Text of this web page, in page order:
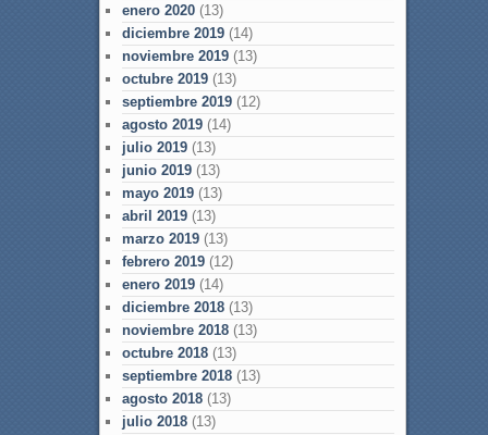
enero 2020(13)
diciembre 2019(14)
noviembre 2019(13)
octubre 2019(13)
septiembre 2019(12)
agosto 2019(14)
julio 2019(13)
junio 2019(13)
mayo 2019(13)
abril 2019(13)
marzo 2019(13)
febrero 2019(12)
enero 2019(14)
diciembre 2018(13)
noviembre 2018(13)
octubre 2018(13)
septiembre 2018(13)
agosto 2018(13)
julio 2018(13)